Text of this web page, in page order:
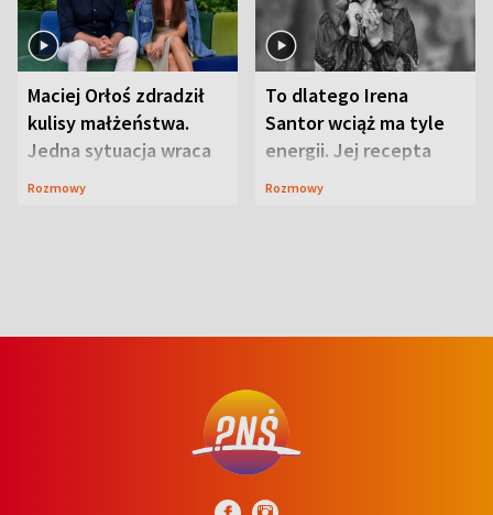
Maciej Orłoś zdradził
kulisy małżeństwa.
Jedna sytuacja wraca
jak bumerang
Rozmowy
To dlatego Irena
Santor wciąż ma tyle
energii. Jej recepta
jest zaskakująco
Rozmowy